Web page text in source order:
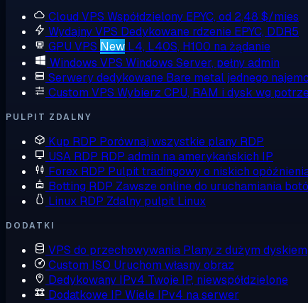
Cloud VPS Współdzielony EPYC, od 2,48 $/mies
Wydajny VPS Dedykowane rdzenie EPYC, DDR5
GPU VPS New L4, L40S, H100 na żądanie
Windows VPS Windows Server, pełny admin
Serwery dedykowane Bare metal jednego
Custom VPS Wybierz CPU, RAM i dysk wg
PULPIT ZDALNY
Kup RDP Porównaj wszystkie plany RDP
USA RDP RDP admin na amerykańskich IP
Forex RDP Pulpit tradingowy o niskich
Botting RDP Zawsze online do uruchamiania
Linux RDP Zdalny pulpit Linux
DODATKI
VPS do przechowywania Plany z dużym dyskiem
Custom ISO Uruchom własny obraz
Dedykowany IPv4 Twoje IP, niewspółdzielone
Dodatkowe IP Wiele IPv4 na serwer